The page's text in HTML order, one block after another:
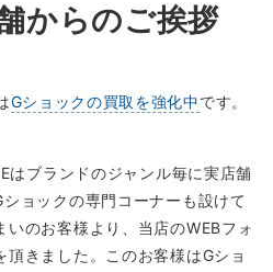
からのご挨拶
Gショックの買取を強化中です。
はブランドのジャンル毎に実店舗
ョックの専門コーナーも設けて
のお客様より、当店のWEBフォ
きました。このお客様はGショ